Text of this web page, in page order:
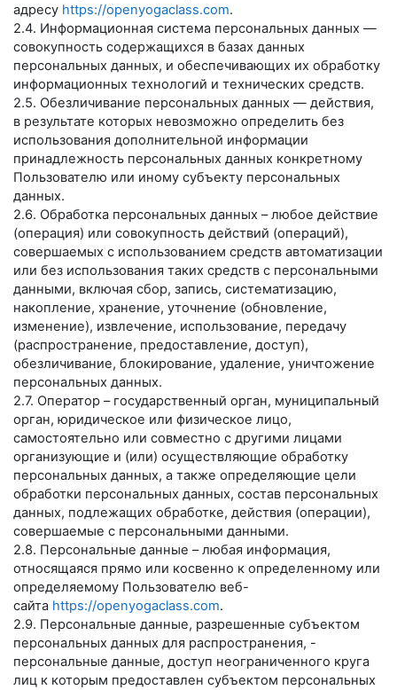
адресу https://openyogaclass.com.
2.4. Информационная система персональных данных —
совокупность содержащихся в базах данных
персональных данных, и обеспечивающих их обработку
информационных технологий и технических средств.
2.5. Обезличивание персональных данных — действия,
в результате которых невозможно определить без
использования дополнительной информации
принадлежность персональных данных конкретному
Пользователю или иному субъекту персональных
данных.
2.6. Обработка персональных данных – любое действие
(операция) или совокупность действий (операций),
совершаемых с использованием средств автоматизации
или без использования таких средств с персональными
данными, включая сбор, запись, систематизацию,
накопление, хранение, уточнение (обновление,
изменение), извлечение, использование, передачу
(распространение, предоставление, доступ),
обезличивание, блокирование, удаление, уничтожение
персональных данных.
2.7. Оператор – государственный орган, муниципальный
орган, юридическое или физическое лицо,
самостоятельно или совместно с другими лицами
организующие и (или) осуществляющие обработку
персональных данных, а также определяющие цели
обработки персональных данных, состав персональных
данных, подлежащих обработке, действия (операции),
совершаемые с персональными данными.
2.8. Персональные данные – любая информация,
относящаяся прямо или косвенно к определенному или
определяемому Пользователю веб-
сайта https://openyogaclass.com.
2.9. Персональные данные, разрешенные субъектом
персональных данных для распространения, -
персональные данные, доступ неограниченного круга
лиц к которым предоставлен субъектом персональных